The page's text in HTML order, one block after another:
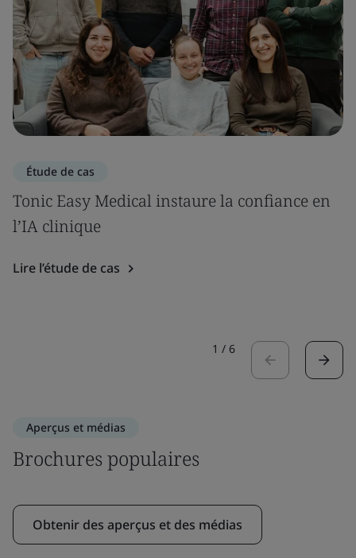
Étude de cas
Tonic Easy Medical instaure la confiance en
l’IA clinique
Lire l’étude de cas
1 / 6
Aperçus et médias
Brochures populaires
Obtenir des aperçus et des médias